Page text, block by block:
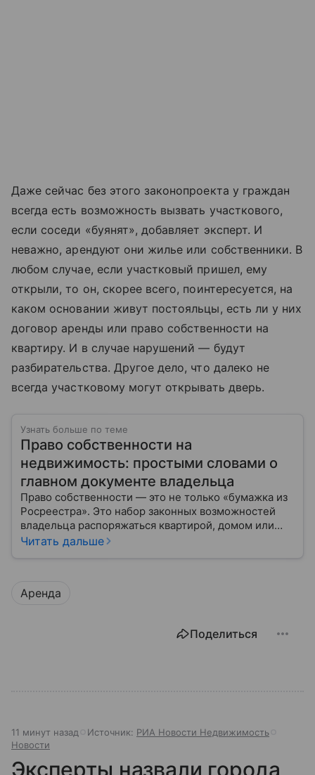
Даже сейчас без этого законопроекта у граждан
всегда есть возможность вызвать участкового,
если соседи «буянят», добавляет эксперт. И
неважно, арендуют они жилье или собственники. В
любом случае, если участковый пришел, ему
открыли, то он, скорее всего, поинтересуется, на
каком основании живут постояльцы, есть ли у них
договор аренды или право собственности на
квартиру. И в случае нарушений — будут
разбирательства. Другое дело, что далеко не
всегда участковому могут открывать дверь.
Узнать больше по теме
Право собственности на
недвижимость: простыми словами о
главном документе владельца
Право собственности — это не только «бумажка из
Росреестра». Это набор законных возможностей
владельца распоряжаться квартирой, домом или
участком: жить, сдавать, продавать, дарить,
Читать дальше
Аренда
Поделиться
11 минут назад Источник: РИА Новости Недвижимость
Новости
Эксперты назвали города